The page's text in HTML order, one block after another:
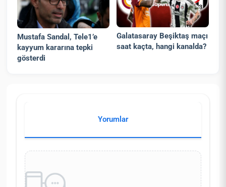
Mustafa Sandal, Tele1’e
kayyum kararına tepki
gösterdi
Galatasaray Beşiktaş maçı
saat kaçta, hangi kanalda?
Yorumlar